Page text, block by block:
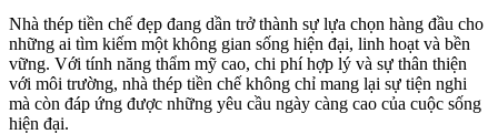
Nhà thép tiền chế đẹp đang dần trở thành sự lựa chọn hàng đầu cho
những ai tìm kiếm một không gian sống hiện đại, linh hoạt và bền
vững. Với tính năng thẩm mỹ cao, chi phí hợp lý và sự thân thiện
với môi trường, nhà thép tiền chế không chỉ mang lại sự tiện nghi
mà còn đáp ứng được những yêu cầu ngày càng cao của cuộc sống
hiện đại.